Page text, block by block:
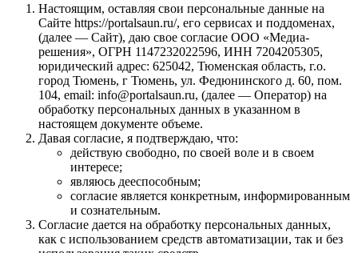
Настоящим, оставляя свои персональные данные на
Сайте https://portalsaun.ru/, его сервисах и поддоменах,
(далее — Сайт), даю свое согласие ООО «Медиа-
решения», ОГРН 1147232022596, ИНН 7204205305,
юридический адрес: 625042, Тюменская область, г.о.
город Тюмень, г Тюмень, ул. Федюнинского д. 60, пом.
104, email: info@portalsaun.ru, (далее — Оператор) на
обработку персональных данных в указанном в
настоящем документе объеме.
Давая согласие, я подтверждаю, что:
действую свободно, по своей воле и в своем
интересе;
являюсь дееспособным;
согласие является конкретным, информированным
и сознательным.
Согласие дается на обработку персональных данных,
как с использованием средств автоматизации, так и без